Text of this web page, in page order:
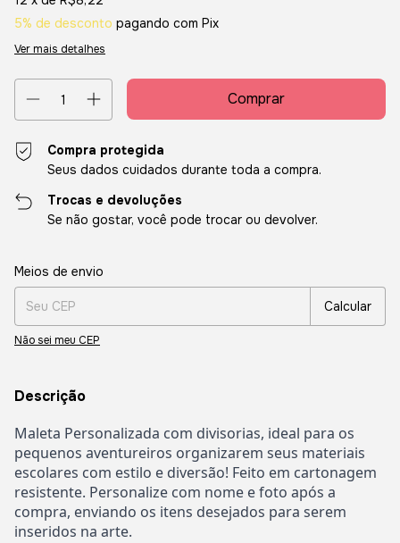
5% de desconto pagando com Pix
Ver mais detalhes
Compra protegida
Seus dados cuidados durante toda a compra.
Trocas e devoluções
Se não gostar, você pode trocar ou devolver.
Entregas para o CEP:
Meios de envio
Calcular
Não sei meu CEP
Descrição
Maleta Personalizada com divisorias, ideal para os
pequenos aventureiros organizarem seus materiais
escolares com estilo e diversão! Feito em cartonagem
resistente. Personalize com nome e foto após a
compra, enviando os itens desejados para serem
inseridos na arte.